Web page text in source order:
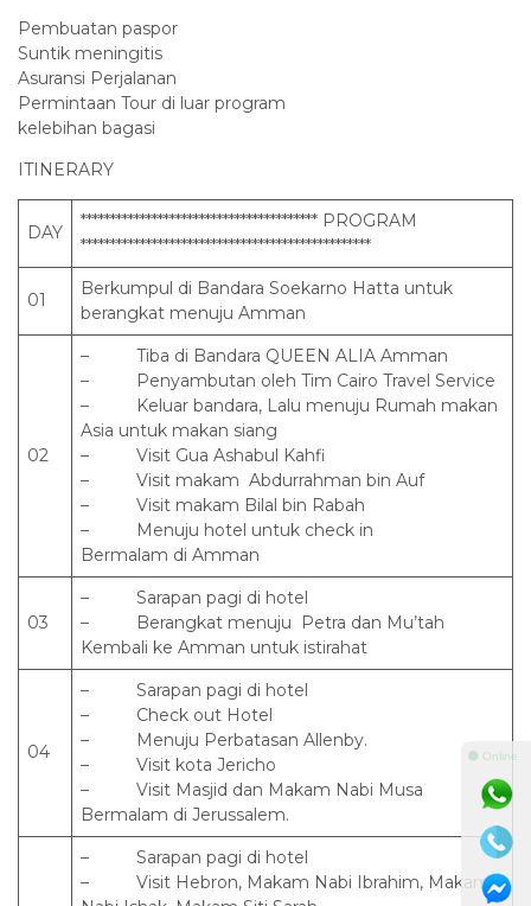
Pembuatan paspor
Suntik meningitis
Asuransi Perjalanan
Permintaan Tour di luar program
kelebihan bagasi
ITINERARY
DAY
**************************************** PROGRAM
*************************************************
01
Berkumpul di Bandara Soekarno Hatta untuk
berangkat menuju Amman
02
– Tiba di Bandara QUEEN ALIA Amman
– Penyambutan oleh Tim Cairo Travel Service
– Keluar bandara, Lalu menuju Rumah makan
Asia untuk makan siang
– Visit Gua Ashabul Kahfi
– Visit makam Abdurrahman bin Auf
– Visit makam Bilal bin Rabah
– Menuju hotel untuk check in
Bermalam di Amman
03
– Sarapan pagi di hotel
– Berangkat menuju Petra dan Mu’tah
Kembali ke Amman untuk istirahat
04
– Sarapan pagi di hotel
– Check out Hotel
– Menuju Perbatasan Allenby.
– Visit kota Jericho
– Visit Masjid dan Makam Nabi Musa
Bermalam di Jerussalem.
– Sarapan pagi di hotel
– Visit Hebron, Makam Nabi Ibrahim, Makam
⚫ Online